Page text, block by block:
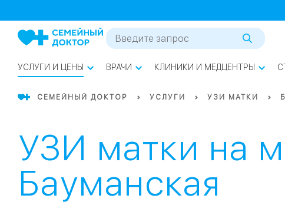
05
08
17
Проспект Мира
поле
УСЛУГИ И ЦЕНЫ ВРАЧИ КЛИНИКИ И МЕДЦЕНТРЫ
СЕМЕЙНЫЙ ДОКТОР УСЛУГИ УЗИ МАТКИ
УЗИ матки на
Бауманская